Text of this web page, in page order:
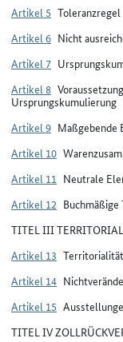
Artikel 5 Toleranzregel
Artikel 6 Nicht
Artikel 7
Artikel 8
Ursprungskumulierung
Artikel 9 Maßgebende
Artikel 10
Artikel 11 Neutrale
Artikel 12 Buchmäßige
TITEL III
Artikel 13
Artikel 14
Artikel 15
TITEL IV